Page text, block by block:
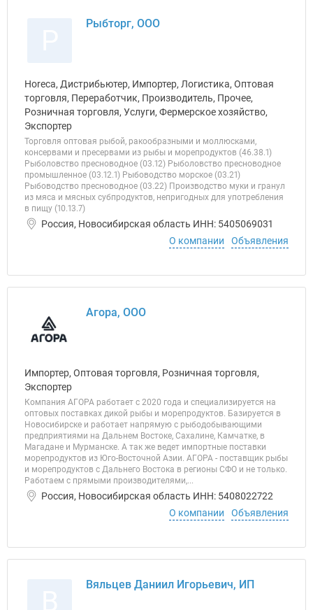
Рыбторг, ООО
Horeca, Дистрибьютер, Импортер, Логистика, Оптовая
торговля, Переработчик, Производитель, Прочее,
Розничная торговля, Услуги, Фермерское хозяйство,
Экспортер
Торговля оптовая рыбой, ракообразными и моллюсками,
консервами и пресервами из рыбы и морепродуктов (46.38.1)
Рыболовство пресноводное (03.12) Рыболовство пресноводное
промышленное (03.12.1) Рыбоводство морское (03.21)
Рыбоводство пресноводное (03.22) Производство муки и гранул
из мяса и мясных субпродуктов, непригодных для употребления
в пищу (10.13.7)
Россия, Новосибирская область ИНН: 5405069031
О компании
Объявления
Агора, ООО
Импортер, Оптовая торговля, Розничная торговля,
Экспортер
Компания АГОРА работает с 2020 года и специализируется на
оптовых поставках дикой рыбы и морепродуктов. Базируется в
Новосибирске и работает напрямую с рыбодобывающими
предприятиями на Дальнем Востоке, Сахалине, Камчатке, в
Магадане и Мурманске. А так же ведет импортные поставки
морепродуктов из Юго-Восточной Азии. АГОРА - поставщик рыбы
и морепродуктов с Дальнего Востока в регионы СФО и не только.
Работаем с прямыми производителями,...
Россия, Новосибирская область ИНН: 5408022722
О компании
Объявления
Вяльцев Даниил Игорьевич, ИП